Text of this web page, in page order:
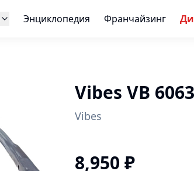
Энциклопедия Франчайзинг
Vibes VB
Vibes
8,950 ₽